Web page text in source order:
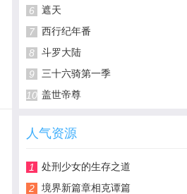
6
遮天
7
西行纪年番
8
斗罗大陆
9
三十六骑第一季
10 盖世帝尊
人气资源
1
处刑少女的生存之道
2
境界新篇章相克谭篇